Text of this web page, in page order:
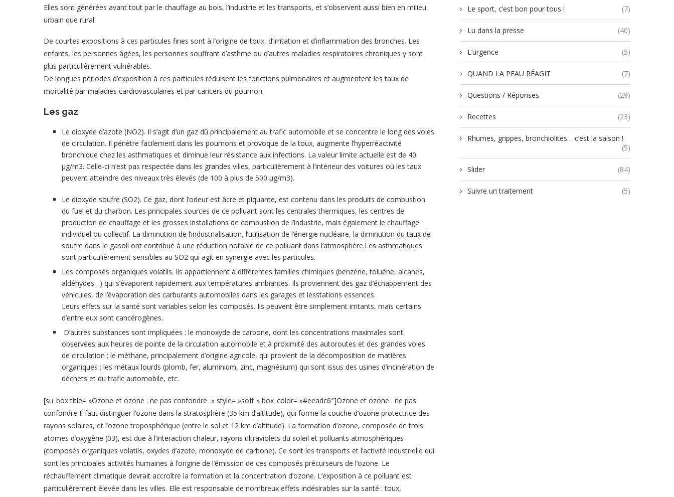
Elles sont générées avant tout par le chauffage au bois, l’industrie et les transports, et s’observent aussi bien en milieu
urbain que rural.
De courtes expositions à ces particules fines sont à l’origine de toux, d’irritation et d’inflammation des bronches. Les
enfants, les personnes âgées, les personnes souffrant d’asthme ou d’autres maladies respiratoires chroniques y sont
plus particulièrement vulnérables.
De longues périodes d’exposition à ces particules réduisent les fonctions pulmonaires et augmentent les taux de
mortalité par maladies cardiovasculaires et par cancers du poumon.
Les gaz
Le dioxyde d’azote (NO2). Il s’agit d’un gaz dû principalement au trafic automobile et se concentre le long des voies
de circulation. Il pénètre facilement dans les poumons et provoque de la toux, augmente l’hyperréactivité
bronchique chez les asthmatiques et diminue leur résistance aux infections. La valeur limite actuelle est de 40
μg/m3. Celle-ci n’est pas respectée dans les grandes villes, particulièrement à l’intérieur des voitures où les taux
peuvent atteindre des niveaux très élevés (de 100 à plus de 500 μg/m3).
Le dioxyde soufre (SO2). Ce gaz, dont l’odeur est âcre et piquante, est contenu dans les produits de combustion
du fuel et du charbon. Les principales sources de ce polluant sont les centrales thermiques, les centres de
production de chauffage et les grosses installations de combustion de l’industrie, mais également le chauffage
individuel ou collectif. La diminution de l’industrialisation, l’utilisation de l’énergie nucléaire, la diminution du taux de
soufre dans le gasoil ont contribué à une réduction notable de ce polluant dans l’atmosphère.Les asthmatiques
sont particulièrement sensibles au SO2 qui agit en synergie avec les particules.
Les composés organiques volatils. Ils appartiennent à différentes familles chimiques (benzène, toluène, alcanes,
aldéhydes…) qui s’évaporent rapidement aux températures ambiantes. Ils proviennent des gaz d’échappement des
véhicules, de l’évaporation des carburants automobiles dans les garages et lesstations essences.
Leurs effets sur la santé sont variables selon les composés. Ils peuvent être simplement irritants, mais certains
d’entre eux sont cancérogènes.
D’autres substances sont impliquées : le monoxyde de carbone, dont les concentrations maximales sont
observées aux heures de pointe de la circulation automobile et à proximité des autoroutes et des grandes voies
de circulation ; le méthane, principalement d’origine agricole, qui provient de la décomposition de matières
organiques ; les métaux lourds (plomb, fer, aluminium, zinc, magnésium) qui sont issus des usines d’incinération de
déchets et du trafic automobile, etc.
[su_box title= »Ozone et ozone : ne pas confondre » style= »soft » box_color= »#eeadc6″]Ozone et ozone : ne pas
confondre Il faut distinguer l’ozone dans la stratosphère (35 km d’altitude), qui forme la couche d’ozone protectrice des
rayons solaires, et l’ozone troposphérique (entre le sol et 12 km d’altitude). La formation d’ozone, composée de trois
atomes d’oxygène (03), est due à l’interaction chaleur, rayons ultraviolets du soleil et polluants atmosphériques
(composés organiques volatils, oxydes d’azote, monoxyde de carbone). Ce sont les transports et l’activité industrielle qui
sont les principales activités humaines à l’origine de l’émission de ces composés précurseurs de l’ozone. Le
réchauffement climatique devrait accroître la formation et la concentration d’ozone. L’exposition à ce polluant est
particulièrement élevée dans les villes. Elle est responsable de nombreux effets indésirables sur la santé : toux,
Le sport, c’est bon pour tous ! (7)
Lu dans la presse (40)
L’urgence (5)
QUAND LA PEAU RÉAGIT (7)
Questions / Réponses (29)
Recettes (23)
Rhumes, grippes, bronchiolites… c’est la saison !
(5)
Slider (84)
Suivre un traitement (5)